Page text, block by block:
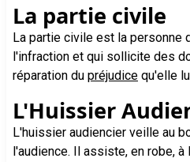
La partie civile
La partie civile est la personne
l'infraction et qui sollicite des
réparation du préjudice qu'elle
L'Huissier
L'huissier audiencier veille au
l'audience. Il assiste, en robe,